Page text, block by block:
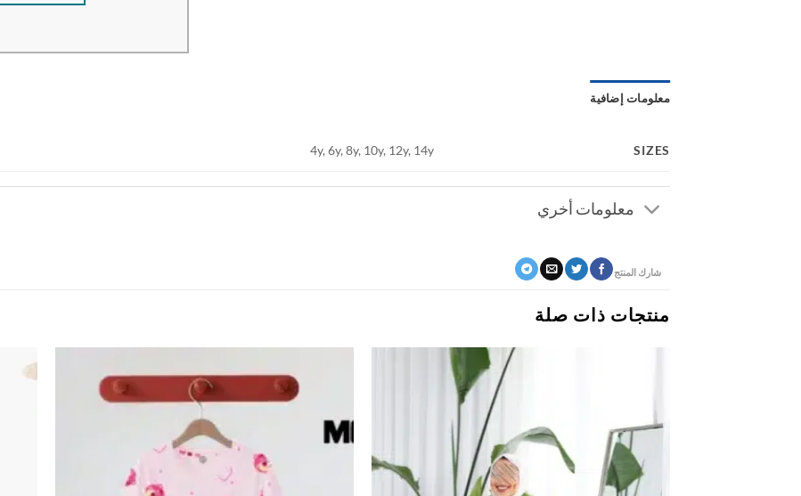
معلومات إضافية
SIZES
4y, 6y, 8y, 10y, 12y, 14y
معلومات أخري
شارك المنتج
منتجات ذات صلة